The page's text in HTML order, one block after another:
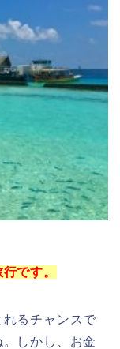
です。
るチャンスで
しかし、お金